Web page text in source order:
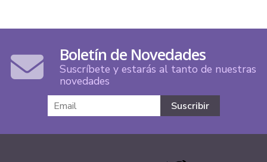
Boletín de Novedades
Suscríbete y estarás al tanto de nuestras
novedades